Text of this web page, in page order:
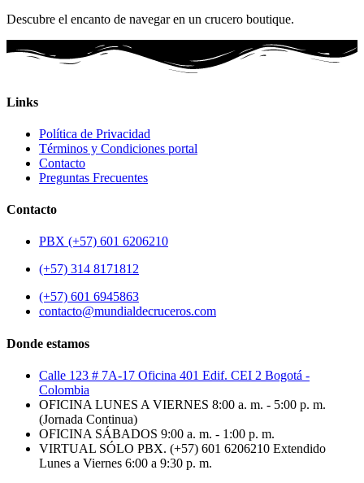
Descubre el encanto de navegar en un crucero boutique.
Links
Política de Privacidad
Términos y Condiciones portal
Contacto
Preguntas Frecuentes
Contacto
PBX (+57) 601 6206210
(+57) 314 8171812
(+57) 601 6945863
contacto@mundialdecruceros.com
Donde estamos
Calle 123 # 7A-17 Oficina 401 Edif. CEI 2 Bogotá -
Colombia
OFICINA LUNES A VIERNES 8:00 a. m. - 5:00 p. m.
(Jornada Continua)
OFICINA SÁBADOS 9:00 a. m. - 1:00 p. m.
VIRTUAL SÓLO PBX. (+57) 601 6206210 Extendido
Lunes a Viernes 6:00 a 9:30 p. m.